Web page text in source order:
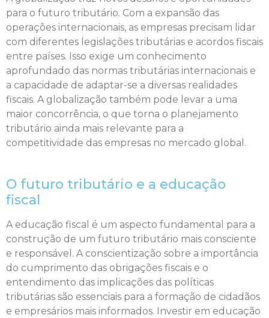
para o futuro tributário. Com a expansão das
operações internacionais, as empresas precisam lidar
com diferentes legislações tributárias e acordos fiscais
entre países. Isso exige um conhecimento
aprofundado das normas tributárias internacionais e
a capacidade de adaptar-se a diversas realidades
fiscais. A globalização também pode levar a uma
maior concorrência, o que torna o planejamento
tributário ainda mais relevante para a
competitividade das empresas no mercado global.
O futuro tributário e a educação
fiscal
A educação fiscal é um aspecto fundamental para a
construção de um futuro tributário mais consciente
e responsável. A conscientização sobre a importância
do cumprimento das obrigações fiscais e o
entendimento das implicações das políticas
tributárias são essenciais para a formação de cidadãos
e empresários mais informados. Investir em educação